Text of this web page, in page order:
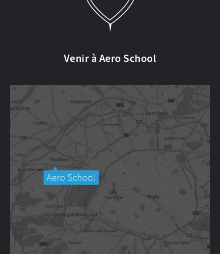
Venir à Aero School